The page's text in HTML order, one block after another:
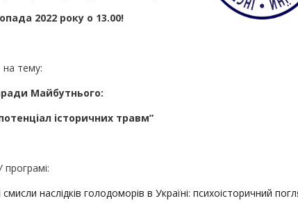
2022 року о 13.00!
на тему:
Майбутнього:
історичних травм”
програмі:
наслідків голодоморів в Україні: психоісторичний